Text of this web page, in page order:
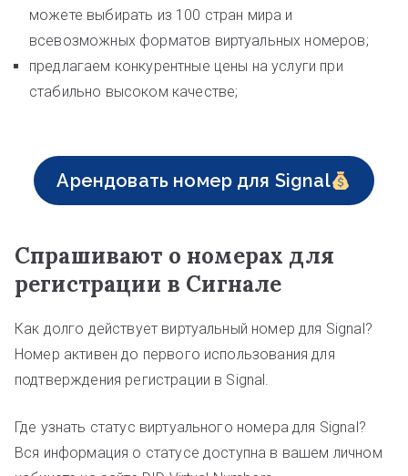
можете выбирать из 100 стран мира и
всевозможных форматов виртуальных номеров;
предлагаем конкурентные цены на услуги при
стабильно высоком качестве;
Арендовать номер для Signal
Спрашивают о номерах для
регистрации в Сигнале
Как долго действует виртуальный номер для Signal?
Номер активен до первого использования для
подтверждения регистрации в Signal.
Где узнать статус виртуального номера для Signal?
Вся информация о статусе доступна в вашем личном